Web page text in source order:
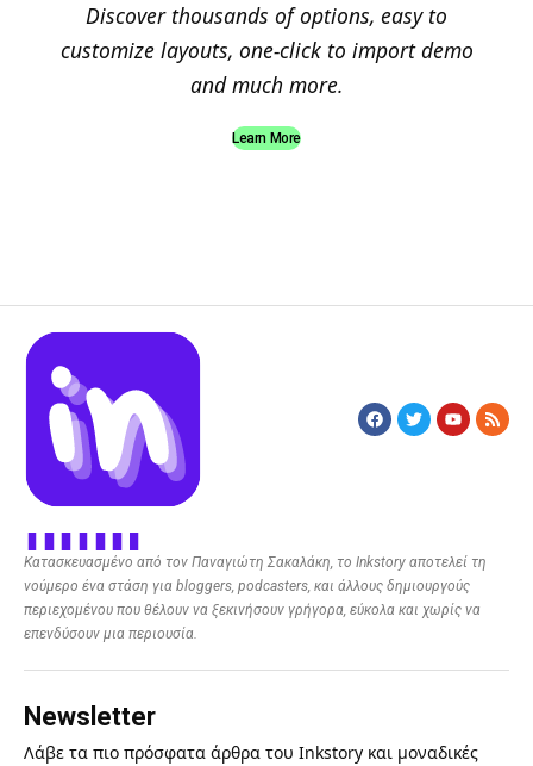
Discover thousands of options, easy to
customize layouts, one-click to import demo
and much more.
Learn More
Κατασκευασμένο από τον Παναγιώτη Σακαλάκη, το Inkstory αποτελεί τη
νούμερο ένα στάση για bloggers, podcasters, και άλλους δημιουργούς
περιεχομένου που θέλουν να ξεκινήσουν γρήγορα, εύκολα και χωρίς να
επενδύσουν μια περιουσία.
Newsletter
Λάβε τα πιο πρόσφατα άρθρα του Inkstory και μοναδικές